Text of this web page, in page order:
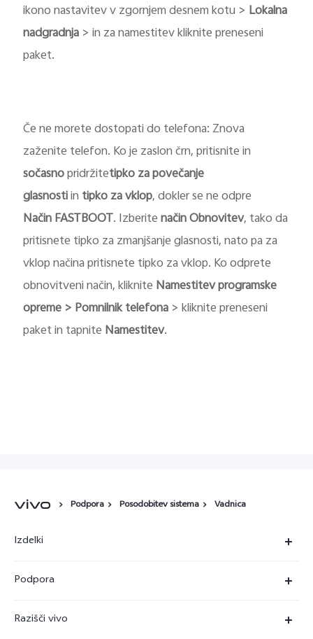
ikono nastavitev v zgornjem desnem kotu > Lokalna
nadgradnja > in za namestitev kliknite preneseni
paket.
Če ne morete dostopati do telefona: Znova
zaženite telefon. Ko je zaslon črn, pritisnite in
sočasnopridržitetipko za povečanje
glasnostiin tipko za vklop, dokler se ne odpre
NačinFASTBOOT. IzberitenačinObnovitev, tako da
pritisnete tipko za zmanjšanje glasnosti, nato pa za
vklop načina pritisnete tipko za vklop. Ko odprete
obnovitveni način, kliknite Namestitev programske
opreme > Pomnilnik telefona > kliknite preneseni
paket in tapnite Namestitev.
Podpora Posodobitev sistema Vadnica
Izdelki
Y36
Podpora
Razišči vivo